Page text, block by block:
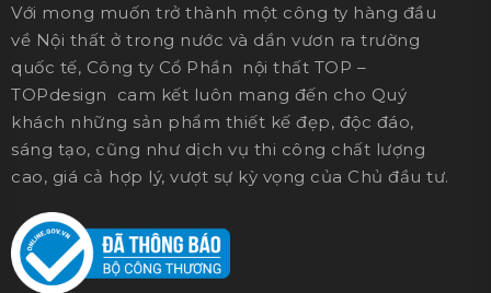
Với mong muốn trở thành một công ty hàng đầu
về Nội thất ở trong nước và dần vươn ra trường
quốc tế, Công ty Cổ Phần nội thất TOP –
TOPdesign cam kết luôn mang đến cho Quý
khách những sản phẩm thiết kế đẹp, độc đáo,
sáng tạo, cũng như dịch vụ thi công chất lượng
cao, giá cả hợp lý, vượt sự kỳ vọng của Chủ đầu tư.